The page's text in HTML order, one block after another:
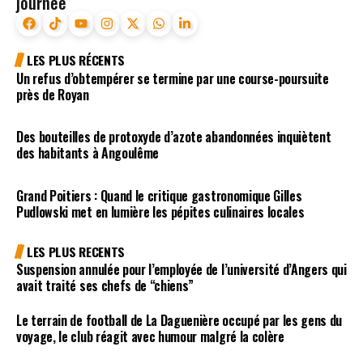
LES PLUS RÉCENTS
Un refus d’obtempérer se termine par une course-poursuite
près de Royan
Des bouteilles de protoxyde d’azote abandonnées inquiètent
des habitants à Angoulême
Grand Poitiers : Quand le critique gastronomique Gilles
Pudlowski met en lumière les pépites culinaires locales
LES PLUS RECENTS
Suspension annulée pour l’employée de l’université d’Angers qui
avait traité ses chefs de “chiens”
Le terrain de football de La Daguenière occupé par les gens du
voyage, le club réagit avec humour malgré la colère